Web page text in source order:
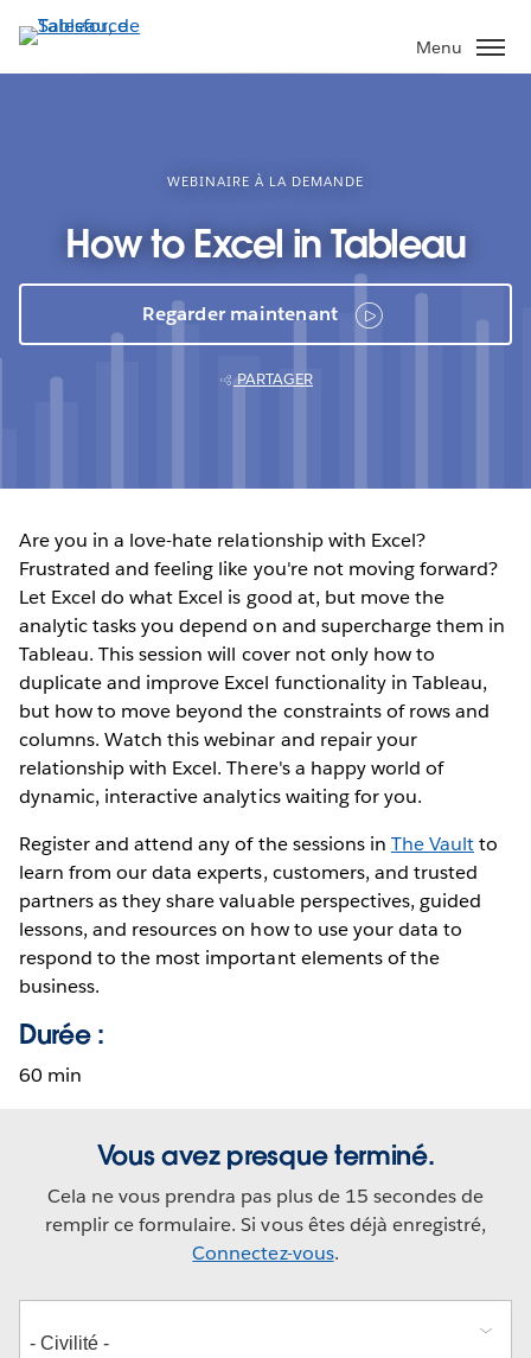
Aller
au
contenu
Menu
WEBINAIRE À LA DEMANDE
How to Excel in Tableau
Regarder maintenant
PARTAGER
Are you in a love-hate relationship with Excel?
Frustrated and feeling like you're not moving forward?
Let Excel do what Excel is good at, but move the
analytic tasks you depend on and supercharge them in
Tableau. This session will cover not only how to
duplicate and improve Excel functionality in Tableau,
but how to move beyond the constraints of rows and
columns. Watch this webinar and repair your
relationship with Excel. There's a happy world of
dynamic, interactive analytics waiting for you.
Register and attend any of the sessions in The Vaultto
learn from our data experts, customers, and trusted
partners as they share valuable perspectives, guided
lessons, and resources on how to use your data to
respond to the most important elements of the
business.
Durée :
60 min
Vous avez presque terminé.
Cela ne vous prendra pas plus de 15 secondes de
remplir ce formulaire. Si vous êtes déjà enregistré,
Connectez-vous.